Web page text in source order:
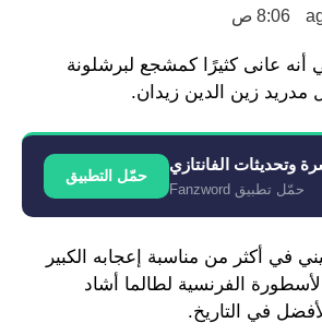
8:06 ص
أنه عانى كثيرًا كمشجع لبرشلونة
زين الدين زيدان.
وتحديثات الفانتازي
حمّل تطبيق Fanzword
حمّل التطبيق
في أكثر من مناسبة إعجابه الكبير
الفرنسية لطالما أشاد
في التاريخ.